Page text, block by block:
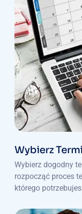
Wybierz
Wybierz dogodny
rozpocząć proces
którego